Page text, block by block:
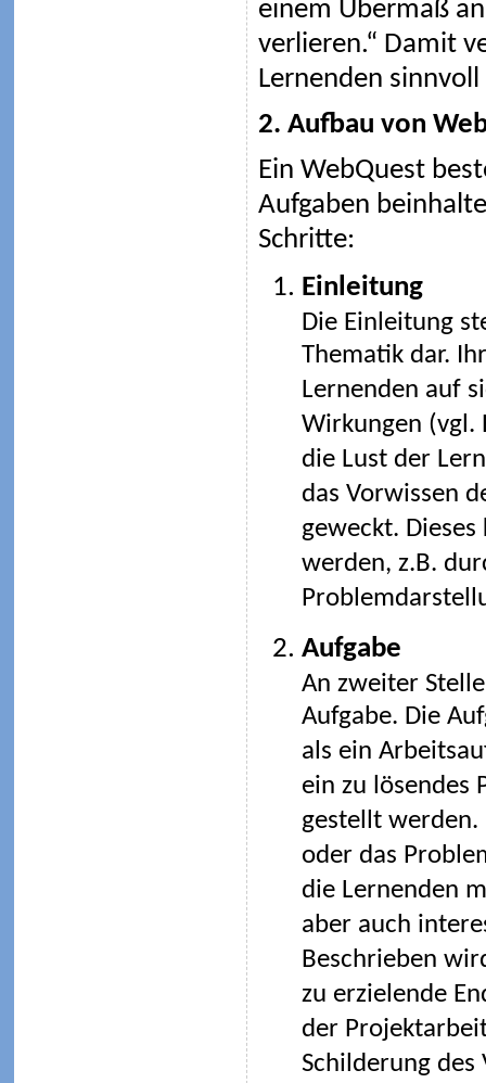
einem Übermaß
verlieren.“ Damit
Lernenden
2. Aufbau von
Ein WebQuest
Aufgaben
Schritte:
Einleitung
Die Einleitung
Thematik dar.
Lernenden auf
Wirkungen (vgl.
die Lust der
das Vorwissen
geweckt.
werden, z.B.
Aufgabe
An zweiter
Aufgabe. Die
als ein
ein zu lösendes
gestellt werden.
oder das
die Lernenden
aber auch
Beschrieben
zu erzielende
der
Schilderung des